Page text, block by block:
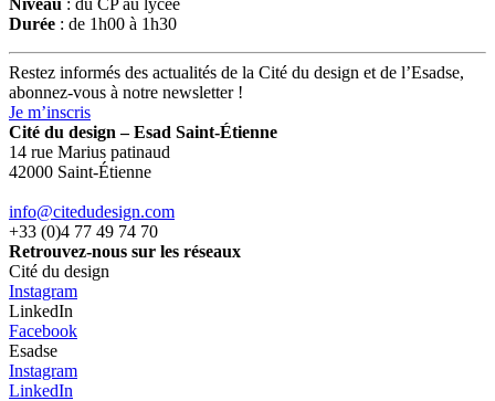
Niveau : du CP au lycée
Durée : de 1h00 à 1h30
Restez informés des actualités de la Cité du design et de l’Esadse,
abonnez-vous à notre newsletter !
Je m’inscris
Cité du design – Esad Saint-Étienne
14 rue Marius patinaud
42000 Saint-Étienne
info@citedudesign.com
+33 (0)4 77 49 74 70
Retrouvez-nous sur les réseaux
Cité du design
Instagram
LinkedIn
Facebook
Esadse
Instagram
LinkedIn